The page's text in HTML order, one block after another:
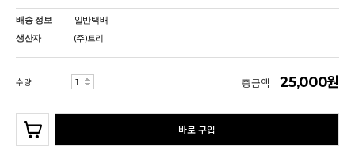
배송 정보
일반택배
생산자
(주)트리
수량 총금액 25,000원
바로 구입